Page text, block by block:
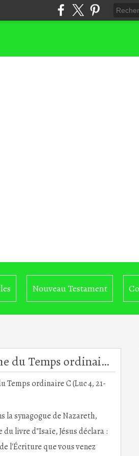
Nouveau Testament
4° dimanche du Temps ordinaire C (Luc 4, 21-30) (DiMail 105)
la synagogue de Nazareth,
du livre d"Isaïe, Jésus déclara :
l'Écriture que vous venez